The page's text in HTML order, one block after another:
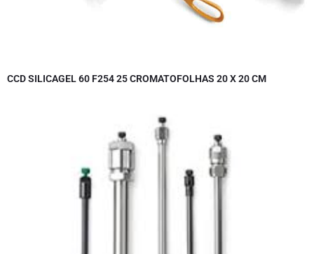
CCD SILICAGEL 60 F254 25 CROMATOFOLHAS 20 X 20 CM